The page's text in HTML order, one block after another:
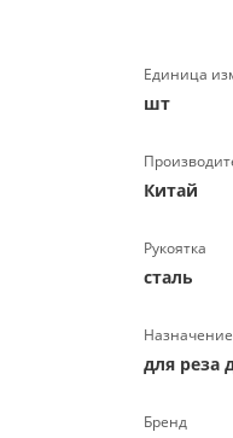
Единица
шт
Китай
Рукоятка
сталь
для реза
Бренд